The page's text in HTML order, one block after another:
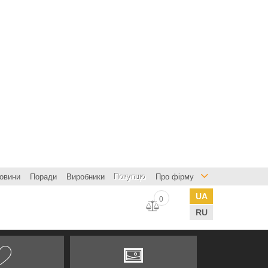
Поради Виробники Покупцю Про фірму
UA
RU
0